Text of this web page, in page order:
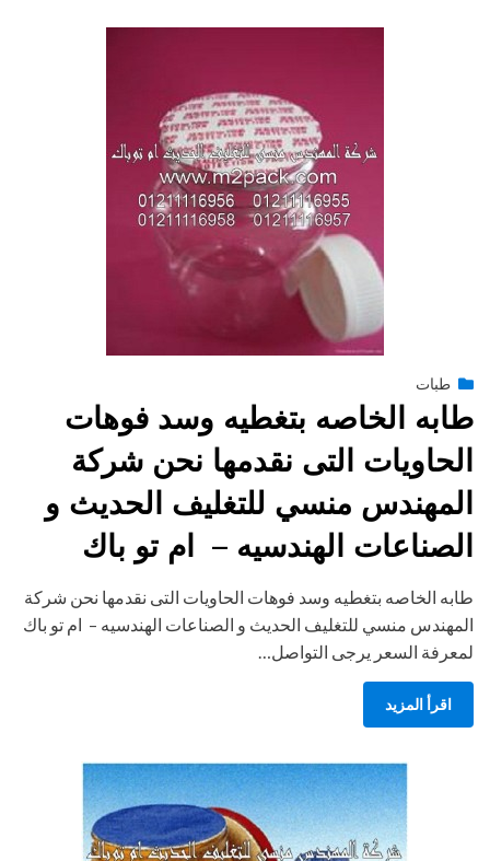
engmansyPosted
فبراير 15, 2015
طبات
طابه الخاصه بتغطيه وسد فوهات
الحاويات التى نقدمها نحن شركة
المهندس منسي للتغليف الحديث و
الصناعات الهندسيه – ام تو باك
طابه الخاصه بتغطيه وسد فوهات الحاويات التى نقدمها نحن شركة
المهندس منسي للتغليف الحديث و الصناعات الهندسيه – ام تو باك
لمعرفة السعر يرجى التواصل…
اقرأ المزيد